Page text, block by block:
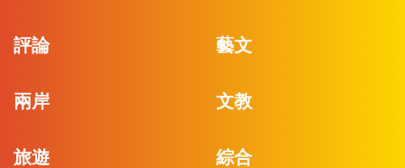
評論 藝文
兩岸 文教
旅遊 綜合